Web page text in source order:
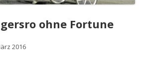
ohne Fortune
2016